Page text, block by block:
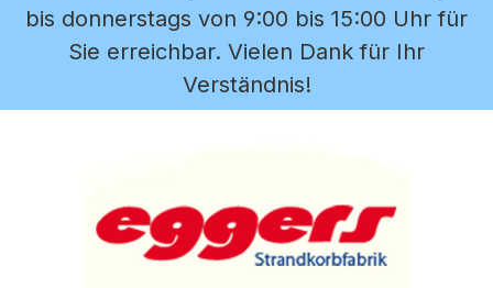
bis donnerstags von 9:00 bis 15:00 Uhr für
Sie erreichbar. Vielen Dank für Ihr
Verständnis!